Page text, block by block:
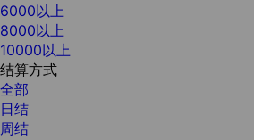
6000以上
8000以上
10000以上
结算方式
全部
日结
周结